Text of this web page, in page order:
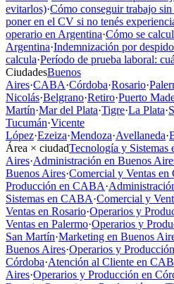
evitarlos)·Cómo conseguir trabajo
poner en el CV si no tenés
operario en Argentina·Cómo se
Argentina·Indemnización por
calcula·Período de prueba laboral:
CiudadesBuenos
Aires·CABA·Córdoba·Rosario·
Nicolás·Belgrano·Retiro·Puerto
Martín·Mar del Plata·Tigre·La Plata·
Tucumán·Vicente
López·Ezeiza·Mendoza·Avellaneda·
Área × ciudadTecnología y Sistemas
Aires·Administración en Buenos
Buenos Aires·Comercial y Ventas
Producción en CABA·
Sistemas en CABA·Comercial y
Ventas en Rosario·Operarios y
Ventas en Palermo·Operarios y
San Martín·Marketing en Buenos
Buenos Aires·Operarios y
Córdoba·Atención al Cliente en
Aires·Operarios y Producción en